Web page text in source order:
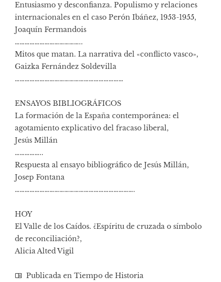
Entusiasmo y desconfianza. Populismo y relaciones
internacionales en el caso Perón Ibáñez, 1953-1955,
Joaquín Fermandois
…………………………………..
Mitos que matan. La narrativa del «conflicto vasco»,
Gaizka Fernández Soldevilla
…………………………………………………………
ENSAYOS BIBLIOGRÁFICOS
La formación de la España contemporánea: el
agotamiento explicativo del fracaso liberal,
Jesús Millán
……………..
Respuesta al ensayo bibliográfico de Jesús Millán,
Josep Fontana
……………………………………………………………….
HOY
El Valle de los Caídos. ¿Espíritu de cruzada o símbolo
de reconciliación?,
Alicia Alted Vigil
Publicada en Tiempo de Historia